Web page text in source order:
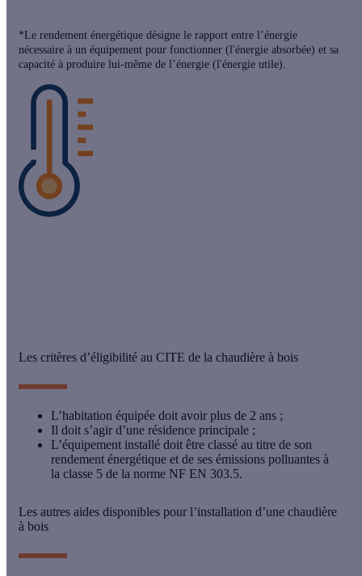
*Le rendement énergétique désigne le rapport entre l’énergie
nécessaire à un équipement pour fonctionner (l'énergie absorbée) et sa
capacité à produire lui-même de l’énergie (l'énergie utile).
Les critères d’éligibilité au CITE de la chaudière à bois
L’habitation équipée doit avoir plus de 2 ans ;
Il doit s’agir d’une résidence principale ;
L’équipement installé doit être classé au titre de son
rendement énergétique et de ses émissions polluantes à
la classe 5 de la norme NF EN 303.5.
Les autres aides disponibles pour l’installation d’une chaudière
à bois